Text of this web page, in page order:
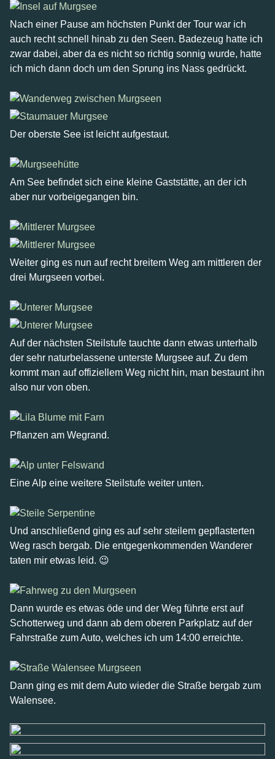
Nach einer Pause am höchsten Punkt der Tour war ich
auch recht schnell hinab zu den Seen. Badezeug hatte ich
zwar dabei, aber da es nicht so richtig sonnig wurde, hatte
ich mich dann doch um den Sprung ins Nass gedrückt.
Der oberste See ist leicht aufgestaut.
Am See befindet sich eine kleine Gaststätte, an der ich
aber nur vorbeigegangen bin.
Weiter ging es nun auf recht breitem Weg am mittleren der
drei Murgseen vorbei.
Auf der nächsten Steilstufe tauchte dann etwas unterhalb
der sehr naturbelassene unterste Murgsee auf. Zu dem
kommt man auf offiziellem Weg nicht hin, man bestaunt ihn
also nur von oben.
Pflanzen am Wegrand.
Eine Alp eine weitere Steilstufe weiter unten.
Und anschließend ging es auf sehr steilem gepflasterten
Weg rasch bergab. Die entgegenkommenden Wanderer
taten mir etwas leid. 😉
Dann wurde es etwas öde und der Weg führte erst auf
Schotterweg und dann ab dem oberen Parkplatz auf der
Fahrstraße zum Auto, welches ich um 14:00 erreichte.
Dann ging es mit dem Auto wieder die Straße bergab zum
Walensee.